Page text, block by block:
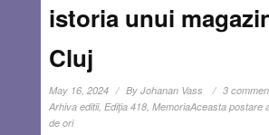
istoria unui
Cluj
May 16, 2024 By Johanan Vass 3
Arhiva editii, Ediţia 418, MemoriaAceasta postare
de ori